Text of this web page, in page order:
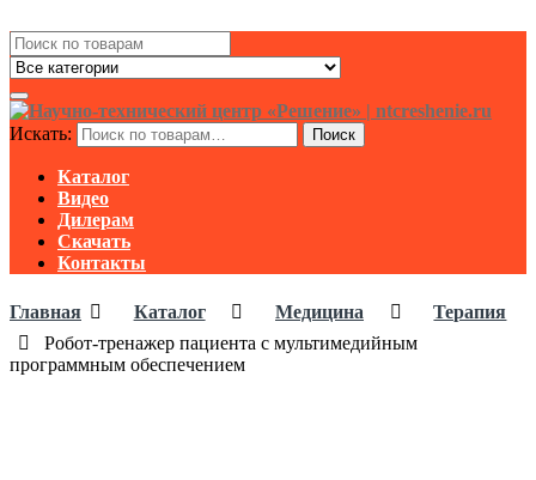
Search
for:
Искать: Поиск
Каталог
Видео
Дилерам
Скачать
Контакты
Главная Каталог Медицина
Терапия
Робот-тренажер пациента с мультимедийным
программным обеспечением